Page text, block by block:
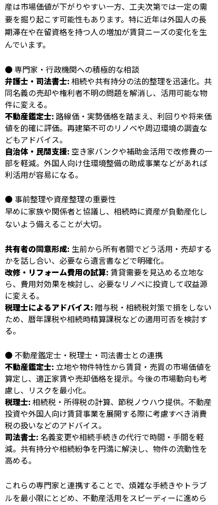
産は市場価値が下がりやすい一方、工夫次第では一定の需
要を掘り起こす可能性もあります。特に近年は外国人の長
期滞在や在留資格を持つ人の増加が賃貸ニーズの変化を生
んでいます。
● 専門家・行政機関への積極的な相談
弁護士・司法書士: 相続や共有持分の法的整理を迅速化。共
同名義の売却や権利者不明の問題を解消し、活用可能な物
件に変える。
不動産鑑定士: 路線価・実勢価格を踏まえ、利回りや将来価
値を的確に評価。再建築不可のリノベや周辺環境の調査な
どもアドバイス。
自治体・民間支援: 空き家バンクや補助金活用で改修費の一
部を軽減。外国人向け住環境整備の助成事業などがあれば
利活用が容易になる。
● 事前整理や資産整理の重要性
早めに家族や関係者と協議し、相続時に資産が負動産化し
ないよう備えることが大切。
共有者の同意形成: 生前から所有者間でどう活用・売却する
かを話し合い、必要なら遺言書などで明確化。
改修・リフォーム費用の試算: 賃貸需要を見込める立地な
ら、費用対効果を検討し、必要なリノベに投資して収益源
に変える。
税理士によるアドバイス: 贈与税・相続税対策で損をしない
ため、暦年課税や相続時精算課税などの適用可否を検討す
る。
● 不動産鑑定士・税理士・司法書士との連携
不動産鑑定士: 立地や物件特性から賃貸・売買の市場価値を
算定し、適正家賃や売却価格を提示。今後の市場動向も考
慮し、リスクを最小化。
税理士: 相続税・所得税の計算、節税ノウハウ提供。不動産
投資や外国人向け賃貸事業を展開する際に考慮すべき消費
税の扱いなどのアドバイス。
司法書士: 名義変更や相続手続きの代行で時間・手間を軽
減。共有持分や相続紛争を円満に解決し、物件の流動性を
高める。
これらの専門家と連携することで、煩雑な手続きやトラブ
ルを最小限にとどめ、不動産活用をスピーディーに進めら